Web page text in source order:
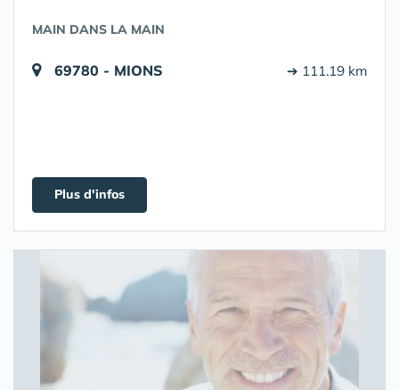
MAIN DANS LA MAIN
69780 - MIONS ➔ 111.19 km
Plus d'infos